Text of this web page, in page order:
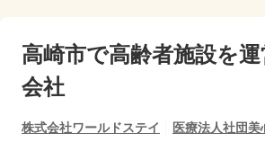
高崎市で高齢者施設を
会社
株式会社ワールドステイ
医療法人社団美